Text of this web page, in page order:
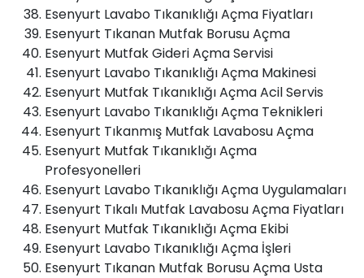
Esenyurt Lavabo Tıkanıklığı Açma Fiyatları
Esenyurt Tıkanan Mutfak Borusu Açma
Esenyurt Mutfak Gideri Açma Servisi
Esenyurt Lavabo Tıkanıklığı Açma Makinesi
Esenyurt Mutfak Tıkanıklığı Açma Acil Servis
Esenyurt Lavabo Tıkanıklığı Açma Teknikleri
Esenyurt Tıkanmış Mutfak Lavabosu Açma
Esenyurt Mutfak Tıkanıklığı Açma
Profesyonelleri
Esenyurt Lavabo Tıkanıklığı Açma Uygulamaları
Esenyurt Tıkalı Mutfak Lavabosu Açma Fiyatları
Esenyurt Mutfak Tıkanıklığı Açma Ekibi
Esenyurt Lavabo Tıkanıklığı Açma İşleri
Esenyurt Tıkanan Mutfak Borusu Açma Usta